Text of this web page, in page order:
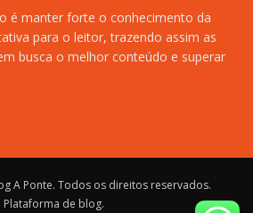
é manter forte o conhecimento da
para o leitor, trazendo assim as
busca o melhor conteúdo e superar
A Ponte. Todos os direitos reservados.
Plataforma de blog.